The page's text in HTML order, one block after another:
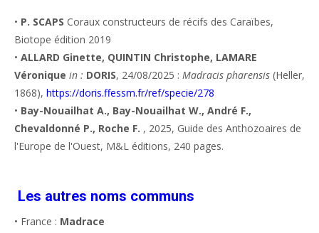
• P. SCAPS Coraux constructeurs de récifs des Caraïbes,
Biotope édition 2019
• ALLARD Ginette, QUINTIN Christophe, LAMARE
Véronique in : DORIS, 24/08/2025 : Madracis pharensis (Heller,
1868), https://doris.ffessm.fr/ref/specie/278
• Bay-Nouailhat A., Bay-Nouailhat W., André F.,
Chevaldonné P., Roche F. , 2025, Guide des Anthozoaires de
l'Europe de l'Ouest, M&L éditions, 240 pages.
Les autres noms communs
• France : Madrace